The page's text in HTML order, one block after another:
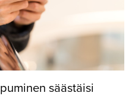
säästäisi